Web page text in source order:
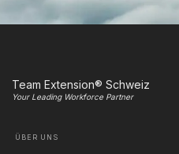
Team Extension® Schweiz
Your Leading Workforce Partner
ÜBER UNS